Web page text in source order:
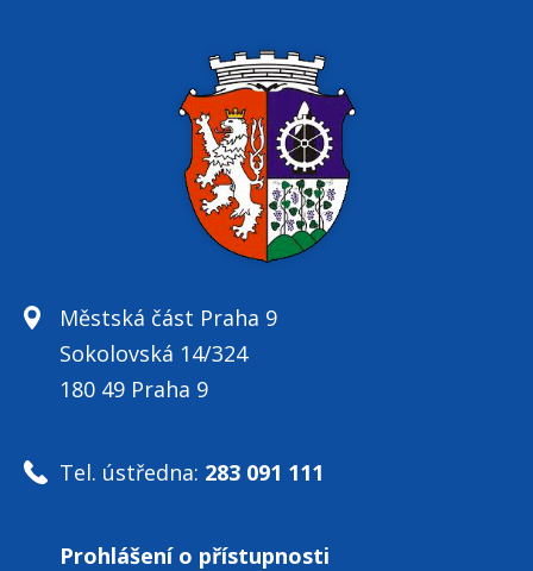
Městská část Praha 9
Sokolovská 14/324
180 49 Praha 9
Tel. ústředna: 283 091 111
Prohlášení o přístupnosti